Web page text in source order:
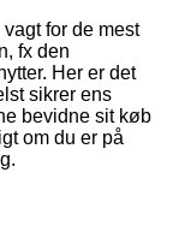
for de mest
fx den
Her er det
sikrer ens
bevidne sit køb
om du er på